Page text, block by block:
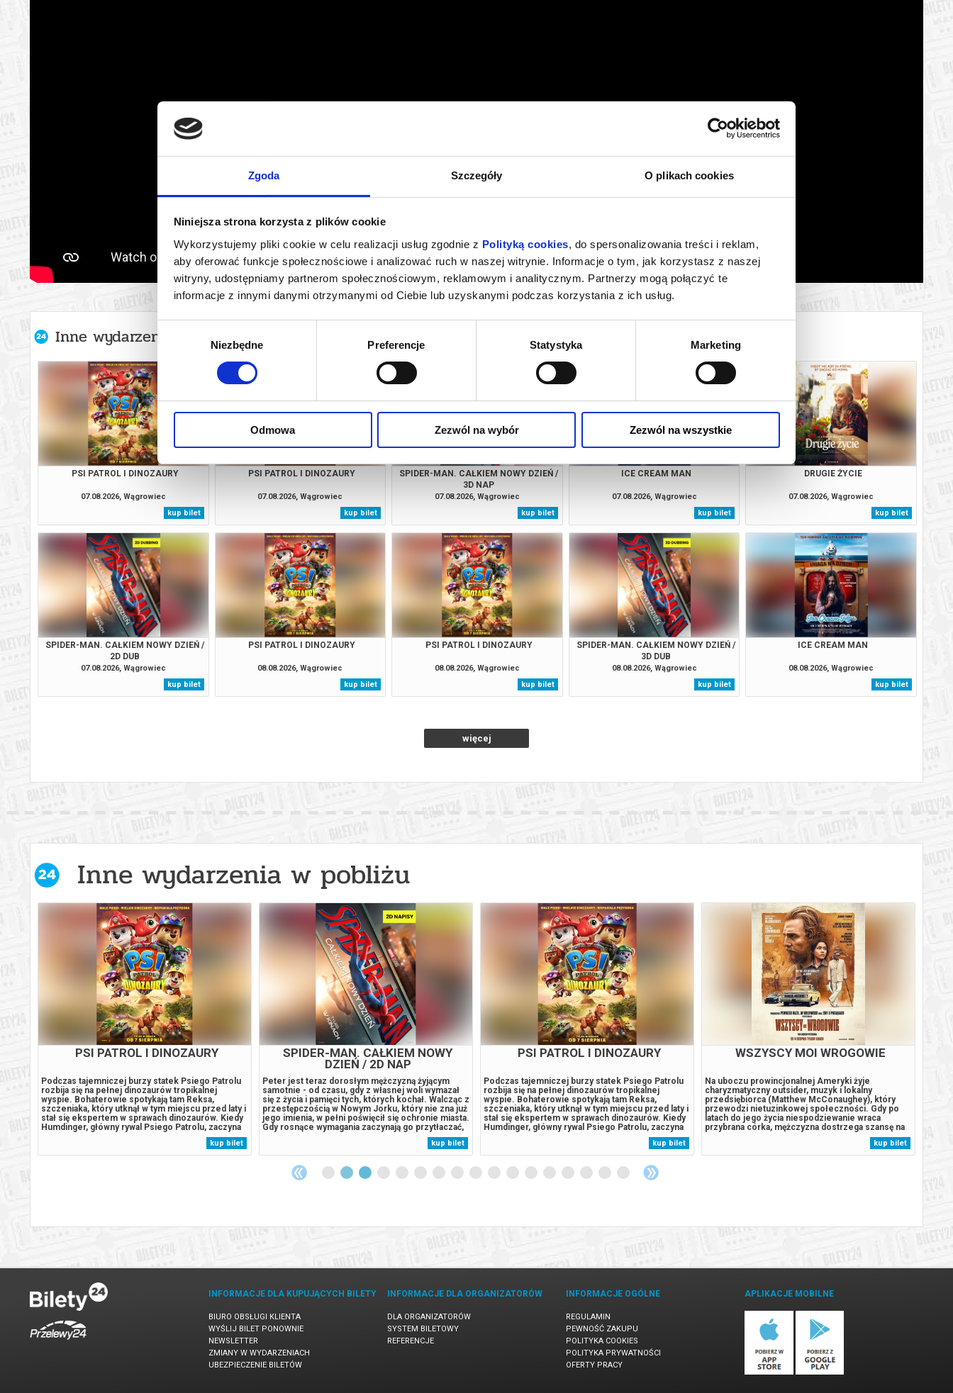
Zgoda Szczegóły O plikach cookies
Niniejsza strona korzysta z plików cookie
Wykorzystujemy pliki cookie w celu realizacji usług zgodnie z Polityką cookies, do spersonalizowania treści i reklam,
aby oferować funkcje społecznościowe i analizować ruch w naszej witrynie. Informacje o tym, jak korzystasz z naszej
witryny, udostępniamy partnerom społecznościowym, reklamowym i analitycznym. Partnerzy mogą połączyć te
informacje z innymi danymi otrzymanymi od Ciebie lub uzyskanymi podczas korzystania z ich usług.
Niezbędne Preferencje Statystyka Marketing
Odmowa Zezwól na wybór Zezwól na wszystkie
Inne wydarzenia organizatora
PSI PATROL I DINOZAURY
07.08.2026, Wągrowiec
kup bilet
PSI PATROL I DINOZAURY
07.08.2026, Wągrowiec
kup bilet
SPIDER-MAN. CAŁKIEM NOWY DZIEŃ /
3D NAP
07.08.2026, Wągrowiec
kup bilet
ICE CREAM MAN
07.08.2026, Wągrowiec
kup bilet
DRUGIE ŻYCIE
07.08.2026, Wągrowiec
kup bilet
SPIDER-MAN. CAŁKIEM NOWY DZIEŃ /
2D DUB
07.08.2026, Wągrowiec
kup bilet
PSI PATROL I DINOZAURY
08.08.2026, Wągrowiec
kup bilet
PSI PATROL I DINOZAURY
08.08.2026, Wągrowiec
kup bilet
SPIDER-MAN. CAŁKIEM NOWY DZIEŃ /
3D DUB
08.08.2026, Wągrowiec
kup bilet
ICE CREAM MAN
08.08.2026, Wągrowiec
kup bilet
więcej
Inne wydarzenia w pobliżu
PSI PATROL I DINOZAURY
Podczas tajemniczej burzy statek Psiego Patrolu
rozbija się na pełnej dinozaurów tropikalnej
wyspie. Bohaterowie spotykają tam Reksa,
szczeniaka, który utknął w tym miejscu przed laty i
stał się ekspertem w sprawach dinozaurów. Kiedy
Humdinger, główny rywal Psiego Patrolu, zaczyna
lekkomyślnie eksploatować zasoby naturalne
wyspy, doprowadza do wybuchu ogromnego,
uśpionego od lat wulkanu. Psi Patrol...
kup bilet
SPIDER-MAN. CAŁKIEM NOWY
DZIEŃ / 2D NAP
Peter jest teraz dorosłym mężczyzną żyjącym
samotnie - od czasu, gdy z własnej woli wymazał
się z życia i pamięci tych, których kochał. Walcząc z
przestępczością w Nowym Jorku, który nie zna już
jego imienia, w pełni poświęcił się ochronie miasta.
Gdy rosnące wymagania zaczynają go przytłaczać,
presja wywołuje zaskakującą fizyczną przemianę,
która zagraża jego istnieniu, podczas gdy nowy,
niepokojący...
kup bilet
PSI PATROL I DINOZAURY
Podczas tajemniczej burzy statek Psiego Patrolu
rozbija się na pełnej dinozaurów tropikalnej
wyspie. Bohaterowie spotykają tam Reksa,
szczeniaka, który utknął w tym miejscu przed laty i
stał się ekspertem w sprawach dinozaurów. Kiedy
Humdinger, główny rywal Psiego Patrolu, zaczyna
lekkomyślnie eksploatować zasoby naturalne
wyspy, doprowadza do wybuchu ogromnego,
uśpionego od lat wulkanu. Psi Patrol...
kup bilet
WSZYSCY MOI WROGOWIE
Na uboczu prowincjonalnej Ameryki żyje
charyzmatyczny outsider, muzyk i lokalny
przedsiębiorca (Matthew McConaughey), który
przewodzi nietuzinkowej społeczności. Gdy po
latach do jego życia niespodziewanie wraca
przybrana córka, mężczyzna dostrzega szansę na
odbudowanie relacji i stworzenie prawdziwego
rodzinnego biznesu. Ich wspólna przyszłość
szybko jednak staje pod znakiem zapytania -
kup bilet
INFORMACJE DLA KUPUJĄCYCH BILETY
BIURO OBSŁUGI KLIENTA
WYŚLIJ BILET PONOWNIE
NEWSLETTER
ZMIANY W WYDARZENIACH
UBEZPIECZENIE BILETÓW
INFORMACJE DLA ORGANIZATORÓW
DLA ORGANIZATORÓW
SYSTEM BILETOWY
REFERENCJE
INFORMACJE OGÓLNE
REGULAMIN
PEWNOŚĆ ZAKUPU
POLITYKA COOKIES
POLITYKA PRYWATNOŚCI
OFERTY PRACY
APLIKACJE MOBILNE